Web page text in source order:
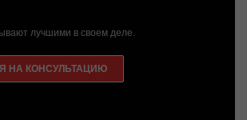
лучшими в своем деле.
НА КОНСУЛЬТАЦИЮ